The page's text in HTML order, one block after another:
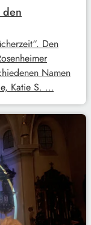
Den
Namen
Katie S. …